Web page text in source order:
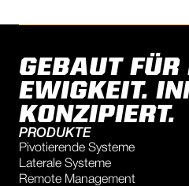
GEBAUT FÜR
EWIGKEIT.
KONZIPIERT.
PRODUKTE
Pivotierende Systeme
Laterale Systeme
Remote Management